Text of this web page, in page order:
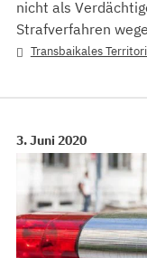
nicht als
Strafverfahren
Transbaikales
3. Juni 2020